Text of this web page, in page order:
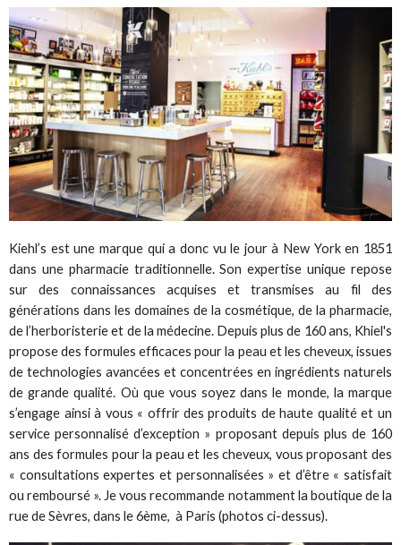
Kiehl’s est une marque qui a donc vu le jour à New York en 1851
dans une pharmacie traditionnelle. Son expertise unique repose
sur des connaissances acquises et transmises au fil des
générations dans les domaines de la cosmétique, de la pharmacie,
de l’herboristerie et de la médecine. Depuis plus de 160 ans, Khiel's
propose des formules efficaces pour la peau et les cheveux, issues
de technologies avancées et concentrées en ingrédients naturels
de grande qualité. Où que vous soyez dans le monde, la marque
s’engage ainsi à vous « offrir des produits de haute qualité et un
service personnalisé d’exception » proposant depuis plus de 160
ans des formules pour la peau et les cheveux, vous proposant des
« consultations expertes et personnalisées » et d’être « satisfait
ou remboursé ». Je vous recommande notamment la boutique de la
rue de Sèvres, dans le 6ème, à Paris (photos ci-dessus).